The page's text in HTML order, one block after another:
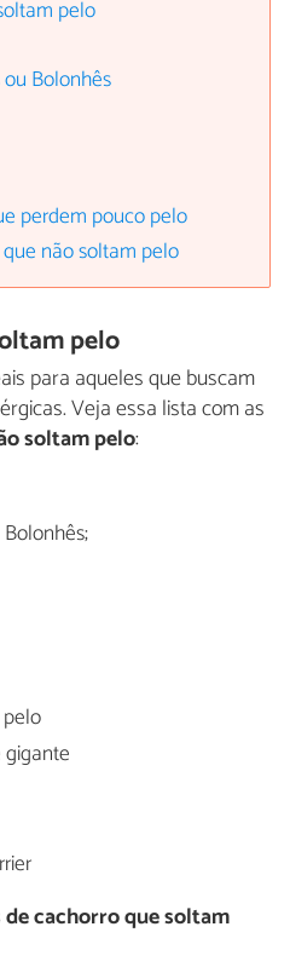
pelo
Bolonhês
perdem pouco pelo
não soltam pelo
pelo
para aqueles que buscam
Veja essa lista com as
soltam pelo:
de cachorro que soltam